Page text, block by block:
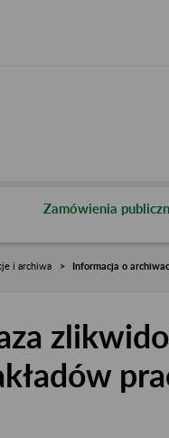
Zamówienia
i archiwa Informacja o